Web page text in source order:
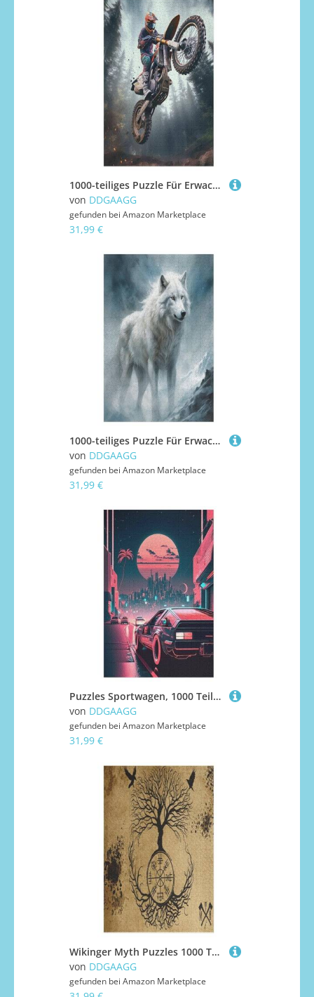
1000-teiliges Puzzle Für Erwachsene, Motocross Holzpuzzle, Gehirn-Herausforderung,Puzzles Spielzeugspiel （78×53cm）
von DDGAAGG
gefunden bei Amazon Marketplace
31,99 €
1000-teiliges Puzzle Für Erwachsene, Wolf -Puzzles, Dekompressionsspiel, Spielzeugpuzzles, Geburtstagsgeschenke 1000 PCS
von DDGAAGG
gefunden bei Amazon Marketplace
31,99 €
Puzzles Sportwagen, 1000 Teile, Puzzle Aus Holz Für Erwachsene Und Kinder Ab 12 Jahren, Lernspielzeug 1000 PCS
von DDGAAGG
gefunden bei Amazon Marketplace
31,99 €
Wikinger Myth Puzzles 1000 Teile Für Jugendliche Kreatives Holzpuzzlespielzeug Familienspiel Schwierigkeitsgrad Herausforderungspuzzles （78×53cm）
von DDGAAGG
gefunden bei Amazon Marketplace